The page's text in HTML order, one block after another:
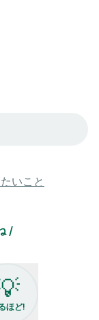
ト🪄
いこと
/
ほど!